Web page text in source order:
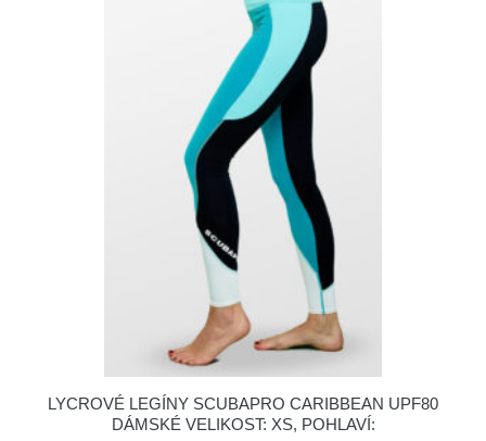
LYCROVÉ LEGÍNY SCUBAPRO CARIBBEAN UPF80
DÁMSKÉ VELIKOST: XS, POHLAVÍ: